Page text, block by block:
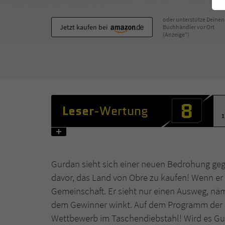
Jetzt kaufen bei
oder unterstütze Deinen
Buchhändler vor Ort
(Anzeige*)
Leser-Wertung 8
1
Gurdan sieht sich einer neuen Bedrohung
davor, das Land von Obre zu kaufen! Wenn
Gemeinschaft. Er sieht nur einen Ausweg,
dem Gewinner winkt. Auf dem Programm
Wettbewerb im Taschendiebstahl! Wird es